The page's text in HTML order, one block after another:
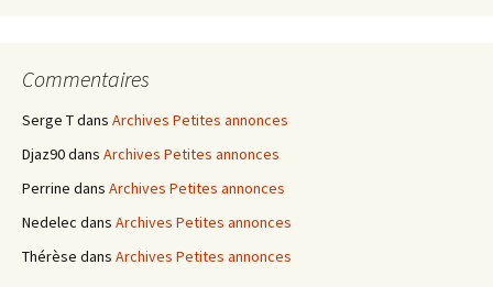
Commentaires
Serge Tdans Archives Petites annonces
Djaz90dans Archives Petites annonces
Perrine dans Archives Petites annonces
Nedelec dans Archives Petites annonces
Thérèse dans Archives Petites annonces